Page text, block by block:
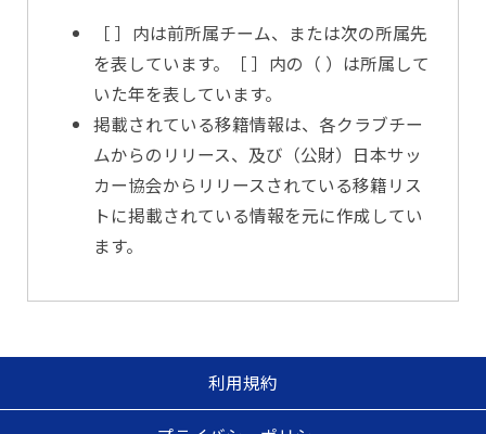
［ ］内は前所属チーム、または次の所属先
を表しています。［ ］内の（ ）は所属して
いた年を表しています。
掲載されている移籍情報は、各クラブチー
ムからのリリース、及び（公財）日本サッ
カー協会からリリースされている移籍リス
トに掲載されている情報を元に作成してい
ます。
利用規約